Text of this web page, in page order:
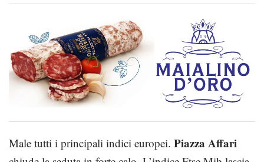
Male tutti i principali indici europei. Piazza Affari